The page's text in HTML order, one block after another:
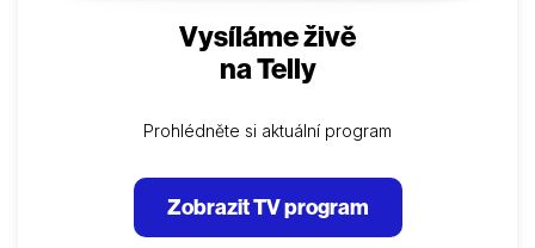
Vysíláme živě
na Telly
Prohlédněte si aktuální program
Zobrazit TV program